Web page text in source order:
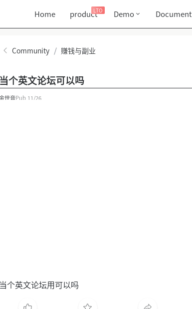
Home productLTO Demo Document
当个英文论坛可以吗
世音Pub 11/26
当个英文论坛用可以吗
Community / 赚钱与副业